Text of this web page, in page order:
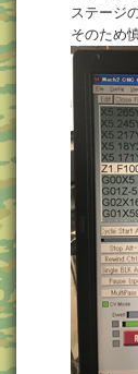
ステージ
そのため